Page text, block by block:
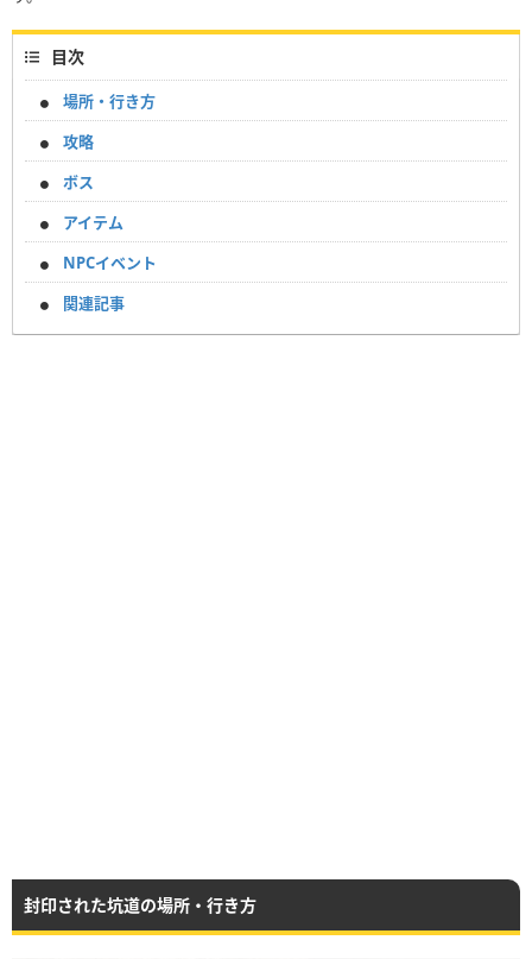
目次
場所・行き方
攻略
ボス
アイテム
NPCイベント
関連記事
封印された坑道の場所・行き方